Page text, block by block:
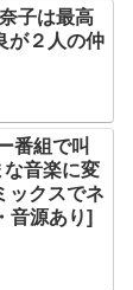
子は最高
が２人の仲
番組で叫
な音楽に変
ックスでネ
音源あり]